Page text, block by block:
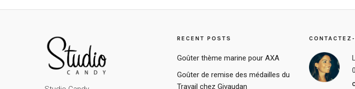
RECENT POSTS
Goûter thème marine pour AXA
Goûter de remise des médailles du
Travail chez Givaudan